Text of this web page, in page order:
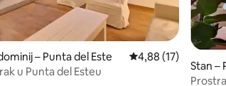
– Punta del Este Prosječna ocjena:
4,88 (17)
u Punta del Esteu
Stan –